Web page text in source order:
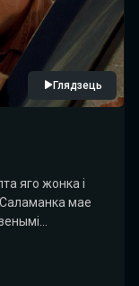
Глядзець
яго жонка і
мае